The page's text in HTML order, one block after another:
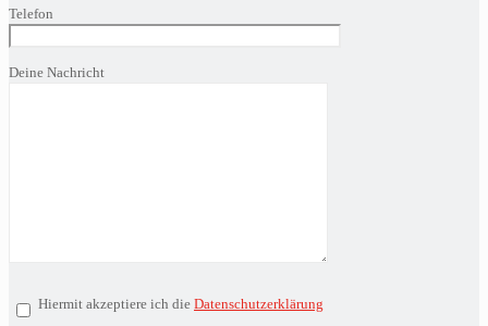
leer.
Telefon
Deine Nachricht
Hiermit akzeptiere ich die Datenschutzerklärung